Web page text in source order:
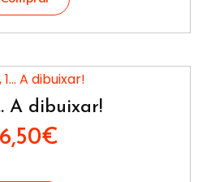
A dibuixar!
€